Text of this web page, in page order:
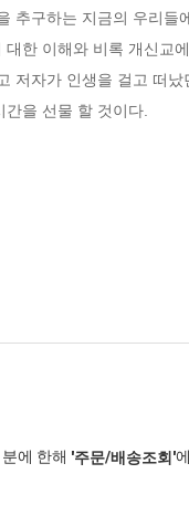
추구하는 지금의 우리
한 이해와 비록 개신교
저자가 인생을 걸고 떠
을 선물 할 것이다.
에 한해 '주문/배송조회'